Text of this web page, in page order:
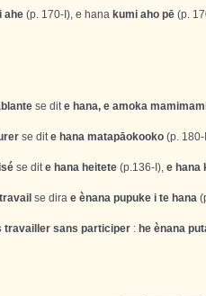
ahe (p. 170-I), e hana kumi aho pē (p.
se dite hana, e amoka
se dite hana matapāokooko (p.
se dite hana heitete (p.136-I), e hana
se dira e ènana pupuke i te hana
travailler sans participer : he ènana